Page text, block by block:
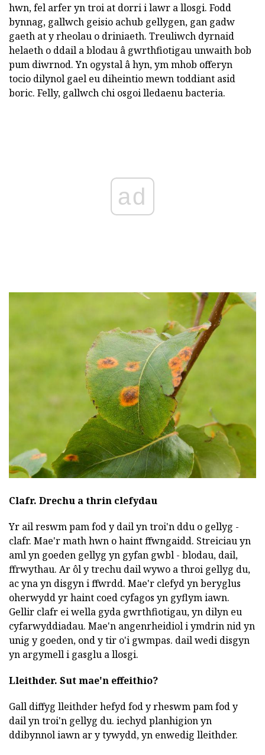
hwn, fel arfer yn troi at dorri i lawr a llosgi. Fodd
bynnag, gallwch geisio achub gellygen, gan gadw
gaeth at y rheolau o driniaeth. Treuliwch dyrnaid
helaeth o ddail a blodau â gwrthfiotigau unwaith bob
pum diwrnod. Yn ogystal â hyn, ym mhob offeryn
tocio dilynol gael eu diheintio mewn toddiant asid
boric. Felly, gallwch chi osgoi lledaenu bacteria.
ad
Clafr. Drechu a thrin clefydau
Yr ail reswm pam fod y dail yn troi'n ddu o gellyg -
clafr. Mae'r math hwn o haint ffwngaidd. Streiciau yn
aml yn goeden gellyg yn gyfan gwbl - blodau, dail,
ffrwythau. Ar ôl y trechu dail wywo a throi gellyg du,
ac yna yn disgyn i ffwrdd. Mae'r clefyd yn beryglus
oherwydd yr haint coed cyfagos yn gyflym iawn.
Gellir clafr ei wella gyda gwrthfiotigau, yn dilyn eu
cyfarwyddiadau. Mae'n angenrheidiol i ymdrin nid yn
unig y goeden, ond y tir o'i gwmpas. dail wedi disgyn
yn argymell i gasglu a llosgi.
Lleithder. Sut mae'n effeithio?
Gall diffyg lleithder hefyd fod y rheswm pam fod y
dail yn troi'n gellyg du. iechyd planhigion yn
ddibynnol iawn ar y tywydd, yn enwedig lleithder.